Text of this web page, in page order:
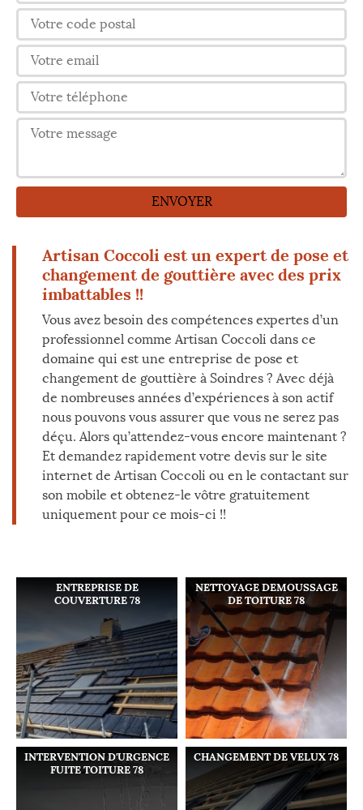
Artisan Coccoli est un expert de pose et
changement de gouttière avec des prix
imbattables !!
Vous avez besoin des compétences expertes d’un
professionnel comme Artisan Coccoli dans ce
domaine qui est une entreprise de pose et
changement de gouttière à Soindres ? Avec déjà
de nombreuses années d’expériences à son actif
nous pouvons vous assurer que vous ne serez pas
déçu. Alors qu’attendez-vous encore maintenant ?
Et demandez rapidement votre devis sur le site
internet de Artisan Coccoli ou en le contactant sur
son mobile et obtenez-le vôtre gratuitement
uniquement pour ce mois-ci !!
ENTREPRISE DE
COUVERTURE 78
NETTOYAGE DEMOUSSAGE
DE TOITURE 78
INTERVENTION D'URGENCE
FUITE TOITURE 78
CHANGEMENT DE VELUX 78